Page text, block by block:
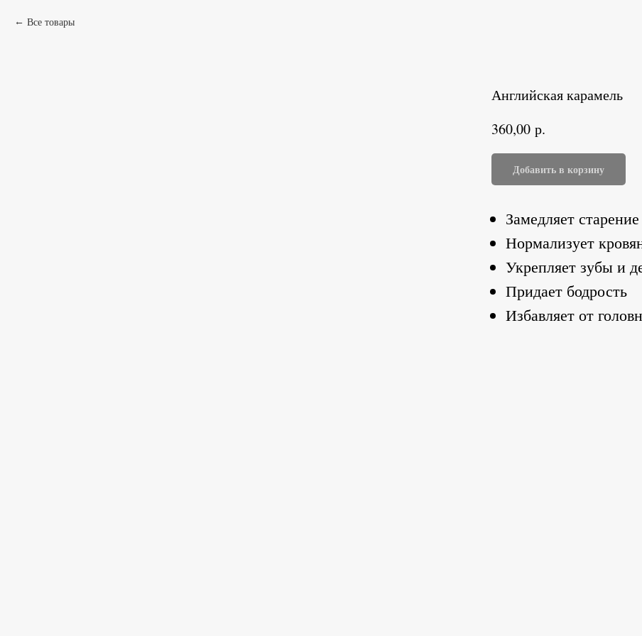
Все товары
Английская карамель
360,00 р.
Добавить в корзину
Замедляет
Нормализует
Укрепляет зубы и
Придает бодрость
Избавляет от